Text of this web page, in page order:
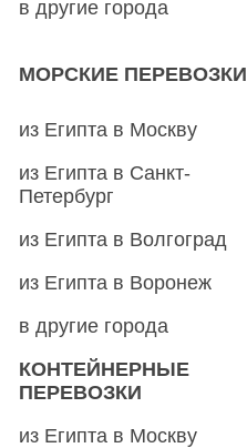
в другие города
МОРСКИЕ ПЕРЕВОЗКИ
из Египта в Москву
из Египта в Санкт-
Петербург
из Египта в Волгоград
из Египта в Воронеж
в другие города
КОНТЕЙНЕРНЫЕ
ПЕРЕВОЗКИ
из Египта в Москву